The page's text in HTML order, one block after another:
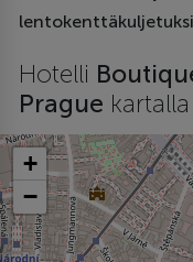
Hotelli
Prague kartalla
+
−